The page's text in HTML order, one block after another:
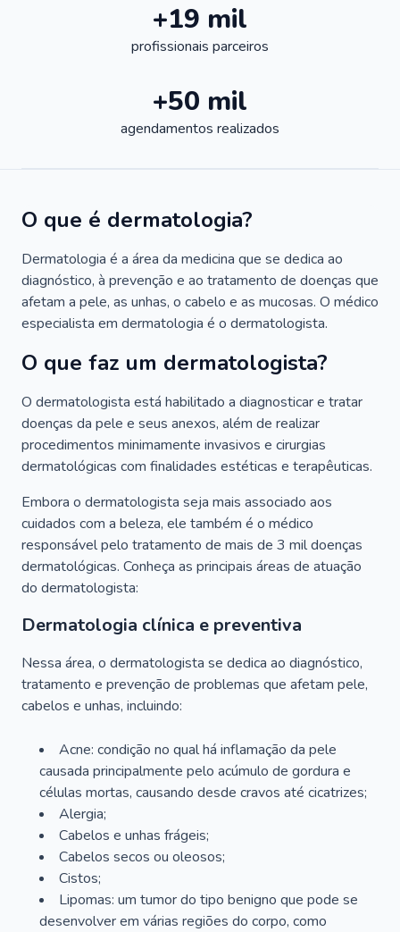
+19 mil
profissionais parceiros
+50 mil
agendamentos realizados
O que é dermatologia?
Dermatologia é a área da medicina que se dedica ao
diagnóstico, à prevenção e ao tratamento de doenças que
afetam a pele, as unhas, o cabelo e as mucosas. O médico
especialista em dermatologia é o dermatologista.
O que faz um dermatologista?
O dermatologista está habilitado a diagnosticar e tratar
doenças da pele e seus anexos, além de realizar
procedimentos minimamente invasivos e cirurgias
dermatológicas com finalidades estéticas e terapêuticas.
Embora o dermatologista seja mais associado aos
cuidados com a beleza, ele também é o médico
responsável pelo tratamento de mais de 3 mil doenças
dermatológicas. Conheça as principais áreas de atuação
do dermatologista:
Dermatologia clínica e preventiva
Nessa área, o dermatologista se dedica ao diagnóstico,
tratamento e prevenção de problemas que afetam pele,
cabelos e unhas, incluindo:
Acne: condição no qual há inflamação da pele
causada principalmente pelo acúmulo de gordura e
células mortas, causando desde cravos até cicatrizes;
Alergia;
Cabelos e unhas frágeis;
Cabelos secos ou oleosos;
Cistos;
Lipomas: um tumor do tipo benigno que pode se
desenvolver em várias regiões do corpo, como